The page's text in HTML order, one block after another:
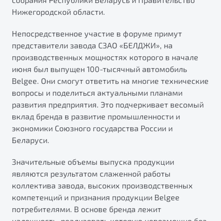
Нижегородской области.
Непосредственное участие в форуме примут
представители завода СЗАО «БЕЛДЖИ», на
производственных мощностях которого в начале
июня был выпущен 100-тысячный автомобиль
Belgee. Они смогут ответить на многие технические
вопросы и поделиться актуальными планами
развития предприятия. Это подчеркивает весомый
вклад бренда в развитие промышленности и
экономики Союзного государства России и
Беларуси.
Значительные объемы выпуска продукции
являются результатом слаженной работы
коллектива завода, высоких производственных
компетенций и признания продукции Belgee
потребителями. В основе бренда лежит